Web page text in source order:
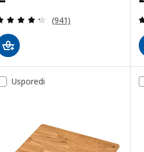
Revizija: 4.3 od 5
(941)
Usporedi